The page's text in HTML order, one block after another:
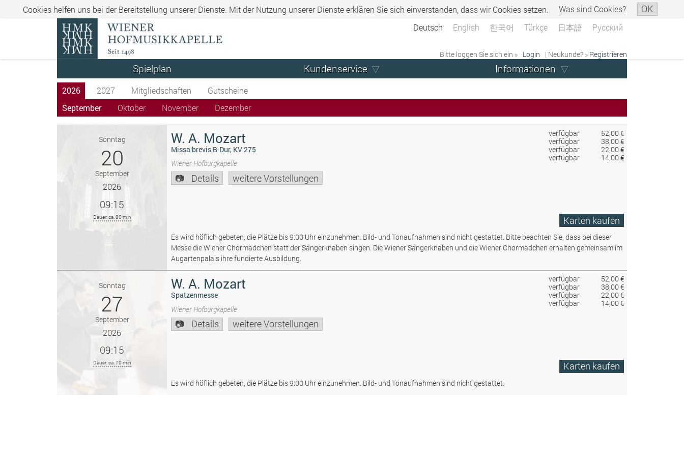
Cookies helfen uns bei der Bereitstellung unserer Dienste. Mit der Nutzung unserer Dienste erklären Sie sich einverstanden, dass wir Cookies setzen. Was sind Cookies? OK
Deutsch English 한국어 Türkçe 日本語 Русский
Bitte loggen Sie sich ein » Login | Neukunde? » Registrieren
Spielplan Kundenservice Informationen
2026 2027 Mitgliedschaften
Gutscheine
September
Oktober November Dezember
verfügbar
52,00 €
verfügbar
38,00 €
verfügbar
22,00 €
verfügbar
14,00 €
Sonntag
20
September
2026
09:15
Dauer: ca. 80 min
W. A. Mozart
Missa brevis B-Dur, KV 275
Wiener Hofburgkapelle
Details weitere Vorstellungen
Karten kaufen
Es wird höflich gebeten, die Plätze bis 9:00 Uhr einzunehmen. Bild- und Tonaufnahmen sind nicht gestattet. Bitte beachten Sie, dass bei dieser
Messe die Wiener Chormädchen statt der Sängerknaben singen. Die Wiener Sängerknaben und die Wiener Chormädchen erhalten gemeinsam im
Augartenpalais ihre fundierte Ausbildung.
verfügbar
52,00 €
verfügbar
38,00 €
verfügbar
22,00 €
verfügbar
14,00 €
Sonntag
27
September
2026
09:15
Dauer: ca. 70 min
W. A. Mozart
Spatzenmesse
Wiener Hofburgkapelle
Details weitere Vorstellungen
Karten kaufen
Es wird höflich gebeten, die Plätze bis 9:00 Uhr einzunehmen. Bild- und Tonaufnahmen sind nicht gestattet.